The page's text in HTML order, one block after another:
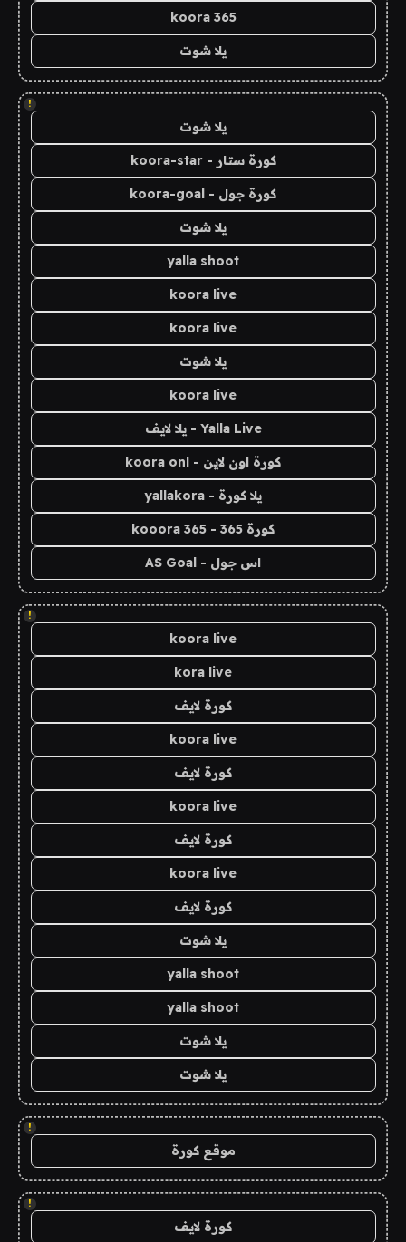
koora 365
يلا شوت
!
يلا شوت
كورة ستار - koora-star
كورة جول - koora-goal
يلا شوت
yalla shoot
koora live
koora live
يلا شوت
koora live
Yalla Live - يلا لايف
كورة اون لاين - koora onl
يلا كورة - yallakora
كورة 365 - kooora 365
اس جول - AS Goal
!
koora live
kora live
كورة لايف
koora live
كورة لايف
koora live
كورة لايف
koora live
كورة لايف
يلا شوت
yalla shoot
yalla shoot
يلا شوت
يلا شوت
!
موقع كورة
!
كورة لايف